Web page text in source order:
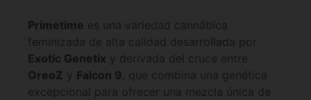
Primetime es una variedad cannábica
feminizada de alta calidad desarrollada por
Exotic Genetix y derivada del cruce entre
OreoZ y Falcon 9 , que combina una genética
excepcional para ofrecer una mezcla única de